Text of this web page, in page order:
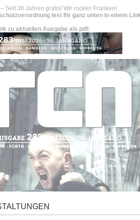
– Seit 36 Jahren gratis! Wir rocken Franken!
lest Ihr ganz unten in einem
zu aktuellen Ausgabe als pdf: